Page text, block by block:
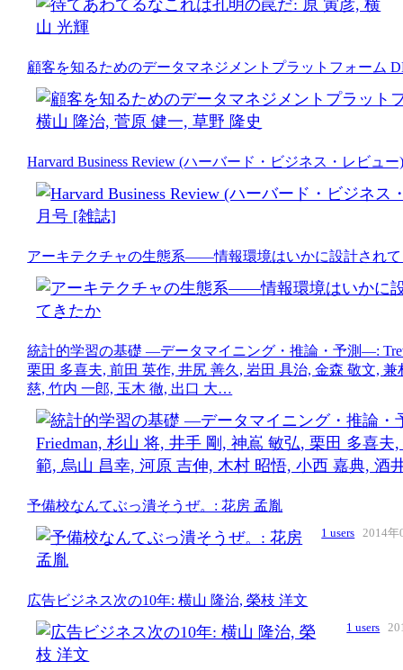
顧客を知るためのデータマネジメントプラットフォーム
Harvard Business Review (ハーバード・ビジネス・レビュ
アーキテクチャの生態系――情報環境はいかに設計され
統計的学習の基礎 ―データマイニング・推論・予測―:
栗田 多喜夫, 前田 英作, 井尻 善久, 岩田 具治, 金森 敬文,
慈, 竹内 一郎, 玉木 徹, 出口 大…
予備校なんてぶっ潰そうぜ。: 花房 孟胤
1 users 2014
広告ビジネス次の10年: 横山 隆治, 榮枝 洋文
1 users